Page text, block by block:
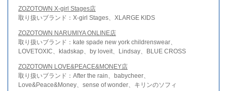
ZOZOTOWN X-girl Stages店
取り扱いブランド：X-girl Stages、XLARGE KIDS
ZOZOTOWN NARUMIYA ONLINE店
取り扱いブランド：kate spade new york childrenswear、
LOVETOXIC、kladskap、by loveit、Lindsay、BLUE CROSS
ZOZOTOWN LOVE&PEACE&MONEY店
取り扱いブランド：After the rain、babycheer、
Love&Peace&Money、sense of wonder、キリンのソフィ